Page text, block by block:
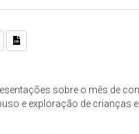
sobre o mês de
e exploração de crianças e